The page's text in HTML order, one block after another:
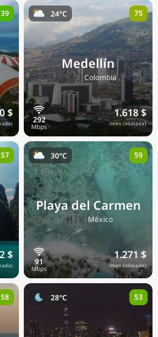
$
39
Medellín
🇨🇴 Colombia
1.618 $
/mes (nómada)
24°C 75
$
57
Playa del Carmen
🇲🇽México
1.271 $
/mes (nómada)
30°C 59
58 28°C 53